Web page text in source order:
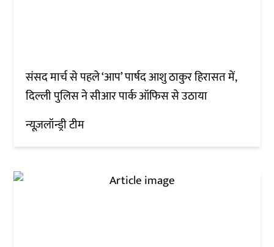
संसद मार्च से पहले ‘आप’ पार्षद आशु ठाकुर हिरासत में,
दिल्ली पुलिस ने सीआर पार्क ऑफिस से उठाया
न्यूज़लॉन्ड्री टीम